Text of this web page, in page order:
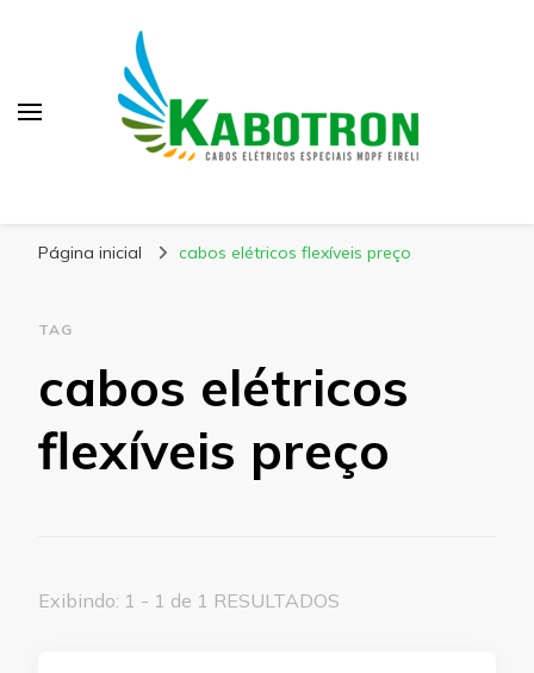
Página inicial cabos elétricos flexíveis preço
TAG
cabos elétricos
flexíveis preço
Exibindo: 1 - 1 de 1 RESULTADOS